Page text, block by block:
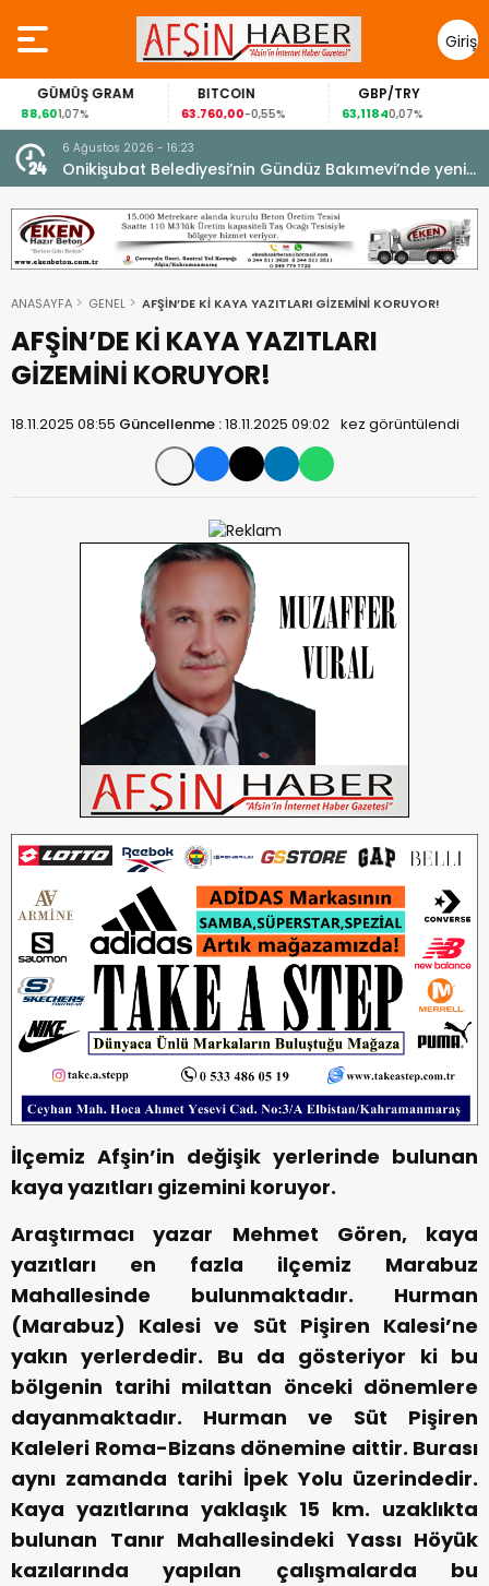
Giriş
Yap
GÜMÜŞ GRAM
88,601,07%
BITCOIN
63.760,00-0,55%
GBP/TRY
63,11840,07%
6 Ağustos 2026 - 16:23
Onikişubat Belediyesi’nin Gündüz Bakımevi’nde yeni
dönemin ön kayıtları başladı.
ANASAYFA GENEL AFŞİN’DE Kİ KAYA YAZITLARI GİZEMİNİ KORUYOR!
AFŞİN’DE Kİ KAYA YAZITLARI
GİZEMİNİ KORUYOR!
18.11.2025 08:55 Güncellenme :18.11.2025 09:02 kez görüntülendi
İlçemiz Afşin’in değişik yerlerinde bulunan
kaya yazıtları gizemini koruyor.
Araştırmacı yazar Mehmet Gören, kaya
yazıtları en fazla ilçemiz Marabuz
Mahallesinde bulunmaktadır. Hurman
(Marabuz) Kalesi ve Süt Pişiren Kalesi’ne
yakın yerlerdedir. Bu da gösteriyor ki bu
bölgenin tarihi milattan önceki dönemlere
dayanmaktadır. Hurman ve Süt Pişiren
Kaleleri Roma-Bizans dönemine aittir. Burası
aynı zamanda tarihi İpek Yolu üzerindedir.
Kaya yazıtlarına yaklaşık 15 km. uzaklıkta
bulunan Tanır Mahallesindeki Yassı Höyük
kazılarında yapılan çalışmalarda bu